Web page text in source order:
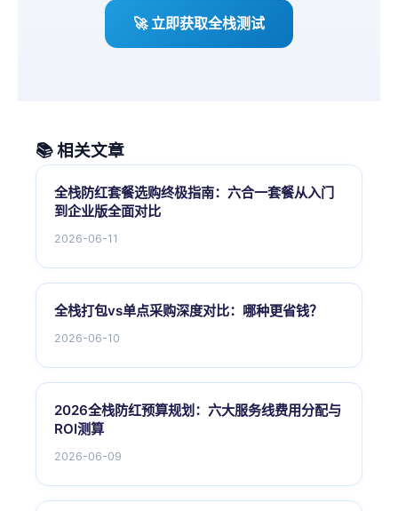
🚀 立即获取全栈测试
📚 相关文章
全栈防红套餐选购终极指南：六合一套餐从入门
到企业版全面对比
2026-06-11
全栈打包vs单点采购深度对比：哪种更省钱？
2026-06-10
2026全栈防红预算规划：六大服务线费用分配与
ROI测算
2026-06-09